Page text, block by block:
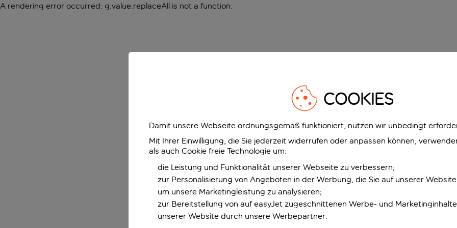
A rendering error occurred: g.value.replaceAll is not a function.
COOKIES
Damit unsere Webseite ordnungsgemäß funktioniert, nutzen wir unbedingt
Mit Ihrer Einwilligung, die Sie jederzeit widerrufen oder anpassen können,
als auch Cookie freie Technologie um:
die Leistung und Funktionalität unserer Webseite zu verbessern;
zur Personalisierung von Angeboten in der Werbung, die Sie auf unserer
um unsere Marketingleistung zu analysieren;
zur Bereitstellung von auf easyJet zugeschnittenen Werbe- und
unserer Website durch unsere Werbepartner.